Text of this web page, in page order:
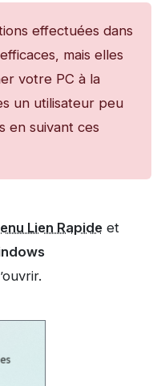
effectuées dans
mais elles
votre PC à la
un utilisateur peu
en suivant ces
Lien Rapideet